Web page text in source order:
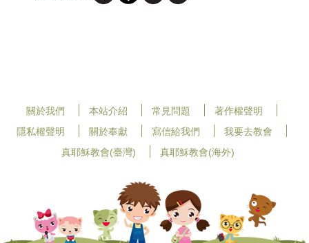
關於我們 本站介紹 常見問題
著作權聲明
隱私權聲明
關於奉獻 寫信給我們
我要去教會
真耶穌教會(臺灣)
真耶穌教會(海外)